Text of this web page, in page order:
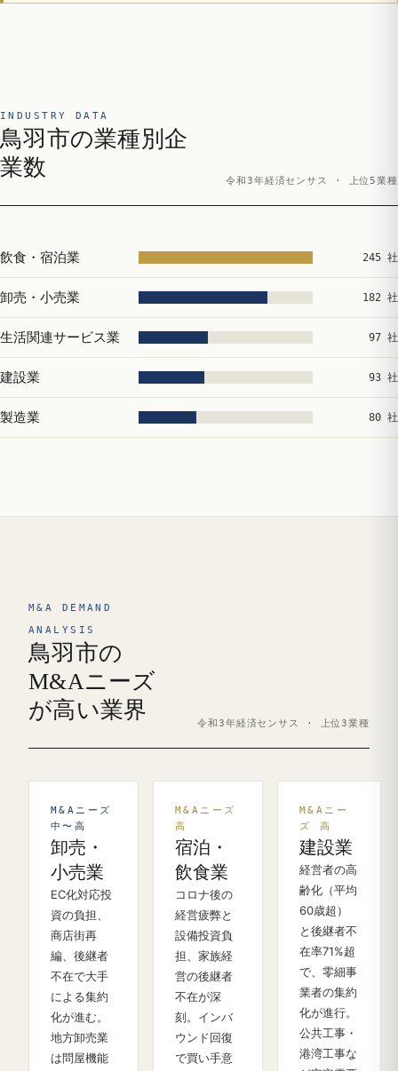
INDUSTRY DATA
鳥羽市の業種別企
業数
令和3年経済センサス · 上位5業種
飲食・宿泊業 245 社
卸売・小売業 182 社
生活関連サービス業 97 社
建設業 93 社
製造業 80 社
M&A DEMAND
ANALYSIS
鳥羽市の
M&Aニーズ
が高い業界
令和3年経済センサス · 上位3業種
M&Aニーズ
中〜高
卸売・
小売業
EC化対応投
資の負担、
商店街再
編、後継者
不在で大手
による集約
化が進む。
地方卸売業
は問屋機能
M&Aニーズ
高
宿泊・
飲食業
コロナ後の
経営疲弊と
設備投資負
担、家族経
営の後継者
不在が深
刻。インバ
ウンド回復
で買い手意
M&Aニー
ズ 高
建設業
経営者の高
齢化（平均
60歳超）
と後継者不
在率71%超
で、零細事
業者の集約
化が進行。
公共工事・
港湾工事な